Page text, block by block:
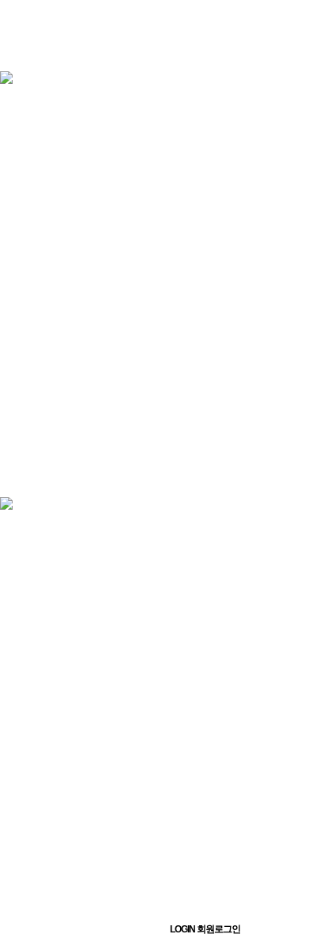
LOGIN 회원로그인